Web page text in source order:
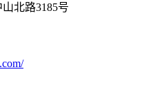
山北路3185号